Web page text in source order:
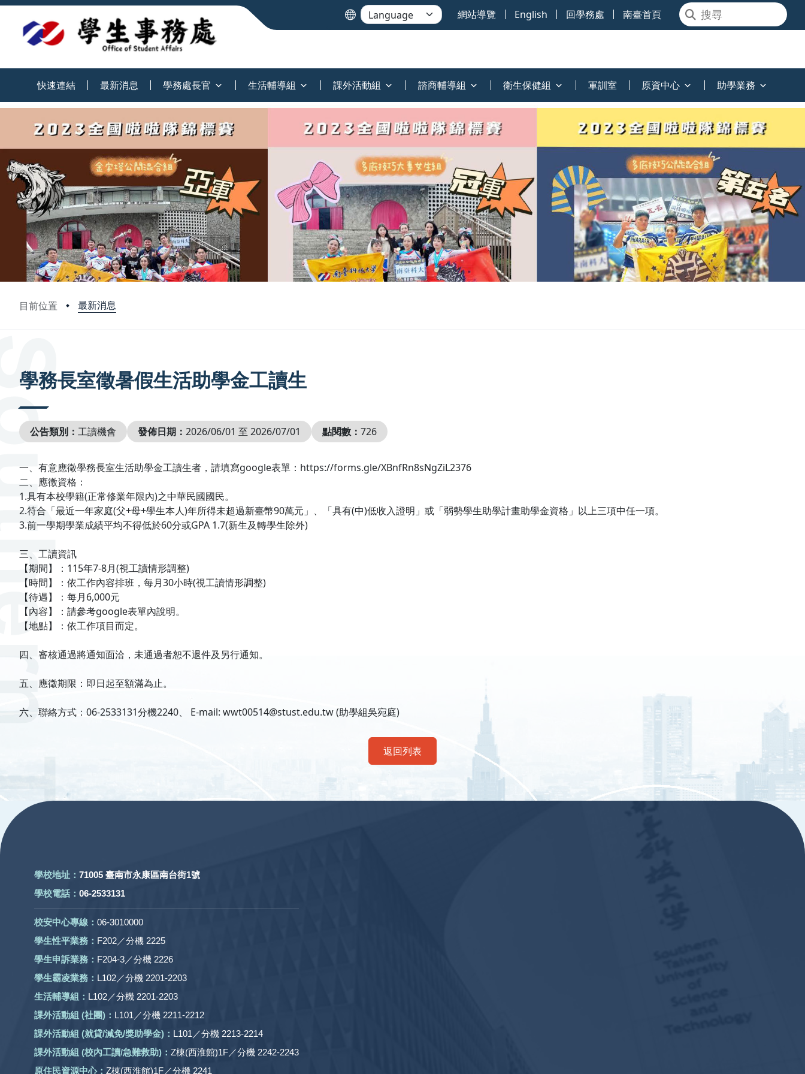
網站導覽 English 回學務處 南臺首頁
快速連結 最新消息 學務處長官 生活輔導組 課外活動組 諮商輔導組 衛生保健組 軍訓室 原資中心 助學業務
目前位置 最新消息
學務長室徵暑假生活助學金工讀生
公告類別： 工讀機會 發佈日期： 2026/06/01 至 2026/07/01 點閱數： 726
一、有意應徵學務長室生活助學金工讀生者，請填寫google表單：https://forms.gle/XBnfRn8sNgZiL2376
二、應徵資格：
1.具有本校學籍(正常修業年限內)之中華民國國民。
2.符合「最近一年家庭(父+母+學生本人)年所得未超過新臺幣90萬元」、「具有(中)低收入證明」或「弱勢學生助學計畫助學金資格」以上三項中任一項。
3.前一學期學業成績平均不得低於60分或GPA 1.7(新生及轉學生除外)
三、工讀資訊
【期間】：115年7-8月(視工讀情形調整)
【時間】：依工作內容排班，每月30小時(視工讀情形調整)
【待遇】：每月6,000元
【內容】：請參考google表單內說明。
【地點】：依工作項目而定。
四、審核通過將通知面洽，未通過者恕不退件及另行通知。
五、應徵期限：即日起至額滿為止。
六、聯絡方式：06-2533131分機2240、 E-mail: wwt00514@stust.edu.tw (助學組吳宛庭)
返回列表
:::
學校地址： 71005 臺南市永康區南台街1號
學校電話： 06-2533131
校安中心專線： 06-3010000
學生性平業務： F202／分機 2225
學生申訴業務： F204-3／分機 2226
學生霸凌業務： L102／分機 2201-2203
生活輔導組： L102／分機 2201-2203
課外活動組 (社團) ： L101／分機 2211-2212
課外活動組 (就貸/減免/獎助學金)： L101／分機 2213-2214
課外活動組 (校內工讀/急難救助) ： Z棟(西淮館)1F／分機 2242-2243
原住民資源中心： Z棟(西淮館)1F／分機 2241